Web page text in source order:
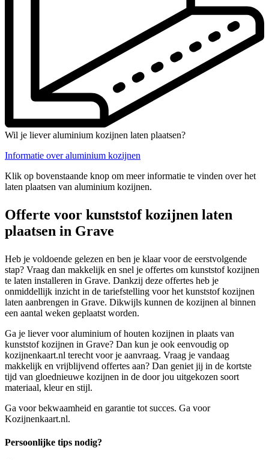
Wil je liever aluminium kozijnen laten plaatsen?
Informatie over aluminium kozijnen
Klik op bovenstaande knop om meer informatie te vinden over het
laten plaatsen van aluminium kozijnen.
Offerte voor kunststof kozijnen laten
plaatsen in Grave
Heb je voldoende gelezen en ben je klaar voor de eerstvolgende
stap? Vraag dan makkelijk en snel je offertes om kunststof kozijnen
te laten installeren in Grave. Dankzij deze offertes heb je
onmiddellijk inzicht in de tariefstelling voor het kunststof kozijnen
laten aanbrengen in Grave. Dikwijls kunnen de kozijnen al binnen
een aantal weken geplaatst worden.
Ga je liever voor aluminium of houten kozijnen in plaats van
kunststof kozijnen in Grave? Dan kun je ook eenvoudig op
kozijnenkaart.nl terecht voor je aanvraag. Vraag je vandaag
makkelijk en vrijblijvend offertes aan? Dan geniet jij in de kortste
tijd van gloednieuwe kozijnen in de door jou uitgekozen soort
materiaal, kleur en stijl.
Ga voor bekwaamheid en garantie tot succes. Ga voor
Kozijnenkaart.nl.
Persoonlijke tips nodig?